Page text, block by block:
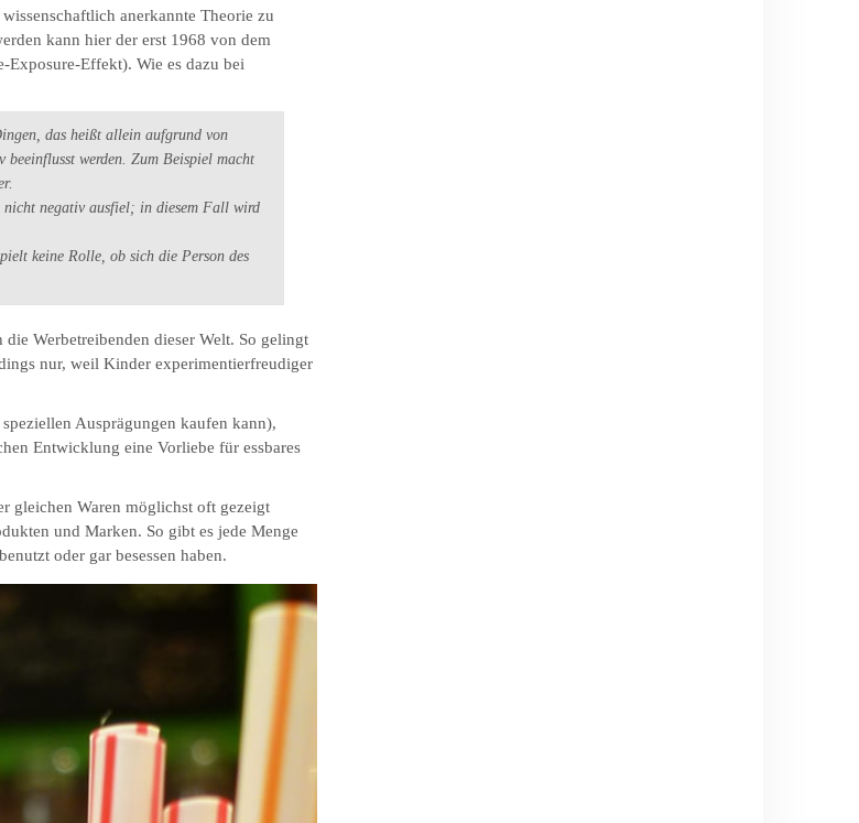
anerkannte Theorie zu
kann hier der erst 1968 von dem
Exposure-Effekt). Wie es dazu bei
das heißt allein aufgrund von
werden. Zum Beispiel macht
nicht negativ ausfiel; in diesem Fall wird
keine Rolle, ob sich die Person des
Werbetreibenden dieser Welt. So gelingt
nur, weil Kinder experimentierfreudiger
Ausprägungen kaufen kann),
Entwicklung eine Vorliebe für essbares
gleichen Waren möglichst oft gezeigt
und Marken. So gibt es jede Menge
oder gar besessen haben.